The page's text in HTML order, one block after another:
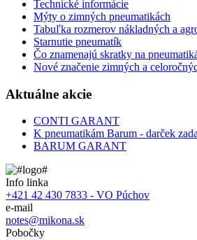
Technické informácie
Mýty o zimných pneumatikách
Tabuľka rozmerov nákladných a
Starnutie pneumatík
Čo znamenajú skratky na
Nové značenie zimných a
Aktuálne akcie
CONTI GARANT
K pneumatikám Barum - darček
BARUM GARANT
Info linka
+421 42 430 7833 - VO Púchov
e-mail
notes@mikona.sk
Pobočky